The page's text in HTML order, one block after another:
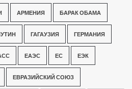
АРМЕНИЯ БАРАК ОБАМА
ГАГАУЗИЯ ГЕРМАНИЯ
ЕАЭС ЕС ЕЭК
ЕВРАЗИЙСКИЙ СОЮЗ